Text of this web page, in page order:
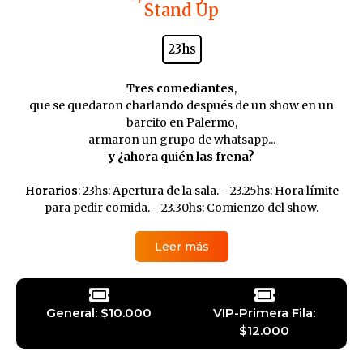
Stand Up
23hs
Tres comediantes,
que se quedaron charlando después de un show en un
barcito en Palermo,
armaron un grupo de whatsapp...
y ¿ahora quién las frena?
Horarios: 23hs: Apertura de la sala. - 23.25hs: Hora límite
para pedir comida. - 23.30hs: Comienzo del show.
Leer más
General: $10.000
VIP-Primera Fila:
$12.000